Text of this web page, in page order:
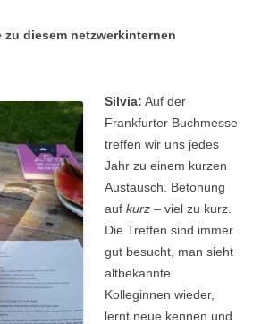
zu diesem netzwerkinternen
Silvia: Auf der
Frankfurter Buchmesse
treffen wir uns jedes
Jahr zu einem kurzen
Austausch. Betonung
auf kurz – viel zu kurz.
Die Treffen sind immer
gut besucht, man sieht
altbekannte
Kolleginnen wieder,
lernt neue kennen und